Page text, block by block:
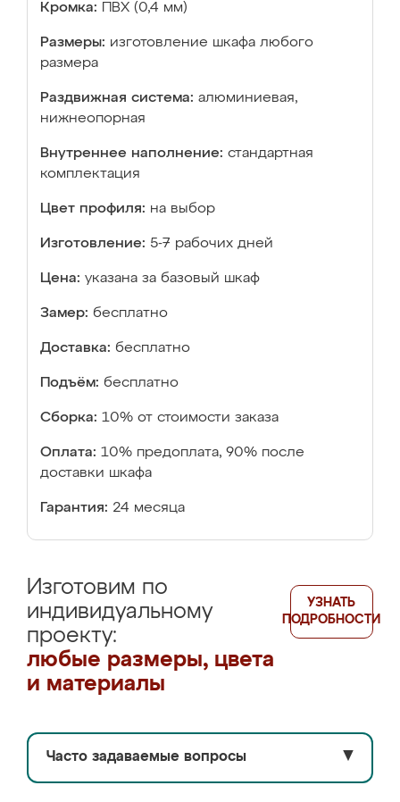
Кромка: ПВХ (0,4 мм)
Размеры: изготовление шкафа любого
размера
Раздвижная система: алюминиевая,
нижнеопорная
Внутреннее наполнение: стандартная
комплектация
Цвет профиля: на выбор
Изготовление: 5-7 рабочих дней
Цена: указана за базовый шкаф
Замер: бесплатно
Доставка: бесплатно
Подъём: бесплатно
Сборка: 10% от стоимости заказа
Оплата: 10% предоплата, 90% после
доставки шкафа
Гарантия: 24 месяца
Изготовим по
индивидуальному
проекту:
любые размеры, цвета
и материалы
УЗНАТЬ
ПОДРОБНОСТИ
Часто задаваемые вопросы ▼